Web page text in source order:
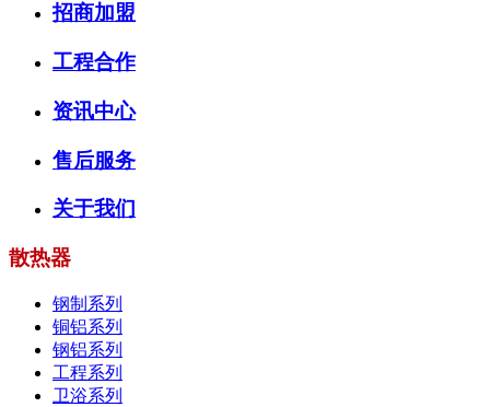
招商加盟
工程合作
资讯中心
售后服务
关于我们
散热器
钢制系列
铜铝系列
钢铝系列
工程系列
卫浴系列